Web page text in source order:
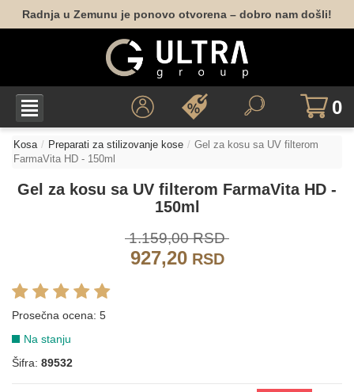
Radnja u Zemunu je ponovo otvorena – dobro nam došli!
0
Kosa Preparati za stilizovanje kose
Gel za kosu sa UV filterom
FarmaVita HD - 150ml
Gel za kosu sa UV filterom FarmaVita HD -
150ml
1.159,00 RSD
927,20RSD
Prosečna ocena: 5
Na stanju
Šifra: 89532